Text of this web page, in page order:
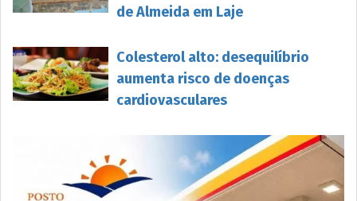
de Almeida em Laje
Colesterol alto: desequilíbrio
aumenta risco de doenças
cardiovasculares